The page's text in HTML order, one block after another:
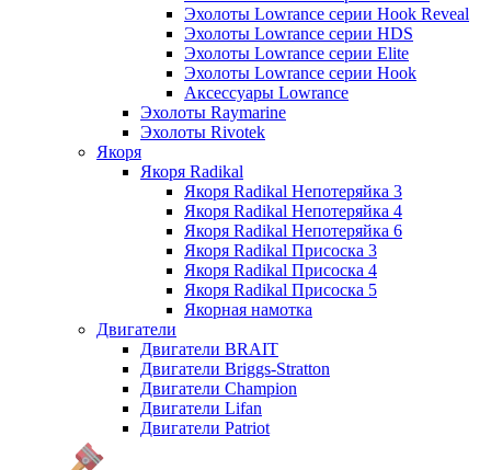
Эхолоты Lowrance серии Hook Reveal
Эхолоты Lowrance серии HDS
Эхолоты Lowrance серии Elite
Эхолоты Lowrance серии Hook
Аксессуары Lowrance
Эхолоты Raymarine
Эхолоты Rivotek
Якоря
Якоря Radikal
Якоря Radikal Непотеряйка 3
Якоря Radikal Непотеряйка 4
Якоря Radikal Непотеряйка 6
Якоря Radikal Присоска 3
Якоря Radikal Присоска 4
Якоря Radikal Присоска 5
Якорная намотка
Двигатели
Двигатели BRAIT
Двигатели Briggs-Stratton
Двигатели Champion
Двигатели Lifan
Двигатели Patriot